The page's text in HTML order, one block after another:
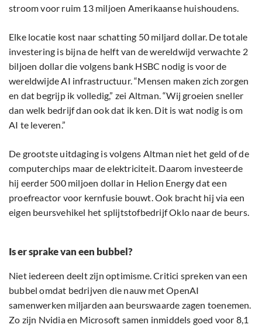
stroom voor ruim 13 miljoen Amerikaanse huishoudens.
Elke locatie kost naar schatting 50 miljard dollar. De totale
investering is bijna de helft van de wereldwijd verwachte 2
biljoen dollar die volgens bank HSBC nodig is voor de
wereldwijde AI infrastructuur. “Mensen maken zich zorgen
en dat begrijp ik volledig,” zei Altman. “Wij groeien sneller
dan welk bedrijf dan ook dat ik ken. Dit is wat nodig is om
AI te leveren.”
De grootste uitdaging is volgens Altman niet het geld of de
computerchips maar de elektriciteit. Daarom investeerde
hij eerder 500 miljoen dollar in Helion Energy dat een
proefreactor voor kernfusie bouwt. Ook bracht hij via een
eigen beursvehikel het splijtstofbedrijf Oklo naar de beurs.
Is er sprake van een bubbel?
Niet iedereen deelt zijn optimisme. Critici spreken van een
bubbel omdat bedrijven die nauw met OpenAI
samenwerken miljarden aan beurswaarde zagen toenemen.
Zo zijn Nvidia en Microsoft samen inmiddels goed voor 8,1